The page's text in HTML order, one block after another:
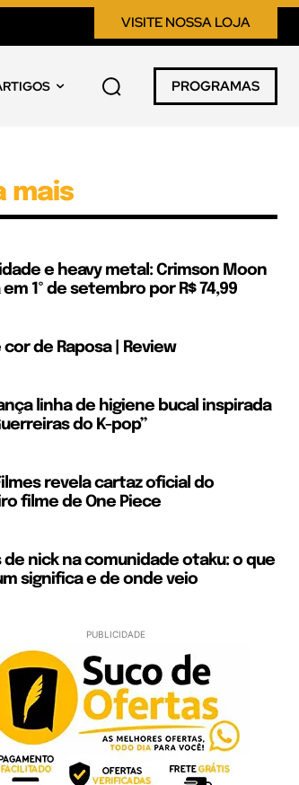
VISITE NOSSA LOJA
PROGRAMAS
mais
e heavy metal: Crimson Moon
1º de setembro por R$ 74,99
cor de Raposa | Review
linha de higiene bucal inspirada
do K-pop”
revela cartaz oficial do
filme de One Piece
de nick na comunidade otaku: o que
significa e de onde veio
PUBLICIDADE